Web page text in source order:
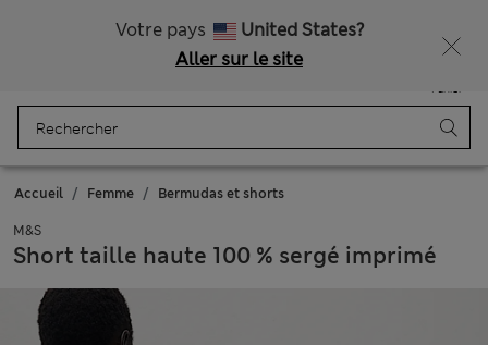
Votre pays
United States?
Aller sur le site
Panier
Accueil Femme Bermudas et shorts
M&S
Short taille haute 100 % sergé imprimé